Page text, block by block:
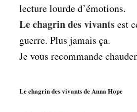
lecture lourde d’émotions.
Le chagrin des vivantsest
guerre. Plus jamais ça.
Je vous recommande
Le chagrin des vivants de Anna Hope